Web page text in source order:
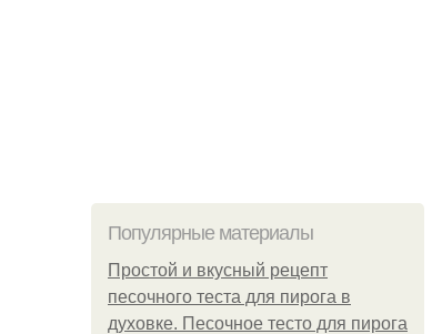
Популярные материалы
Простой и вкусный рецепт
песочного теста для пирога в
духовке. Песочное тесто для пирога